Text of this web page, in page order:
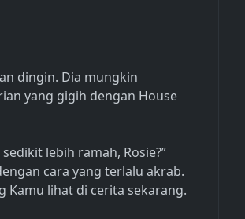
dingin. Dia mungkin
yang gigih dengan House
lebih ramah, Rosie?”
cara yang terlalu akrab.
Kamu lihat di cerita sekarang.